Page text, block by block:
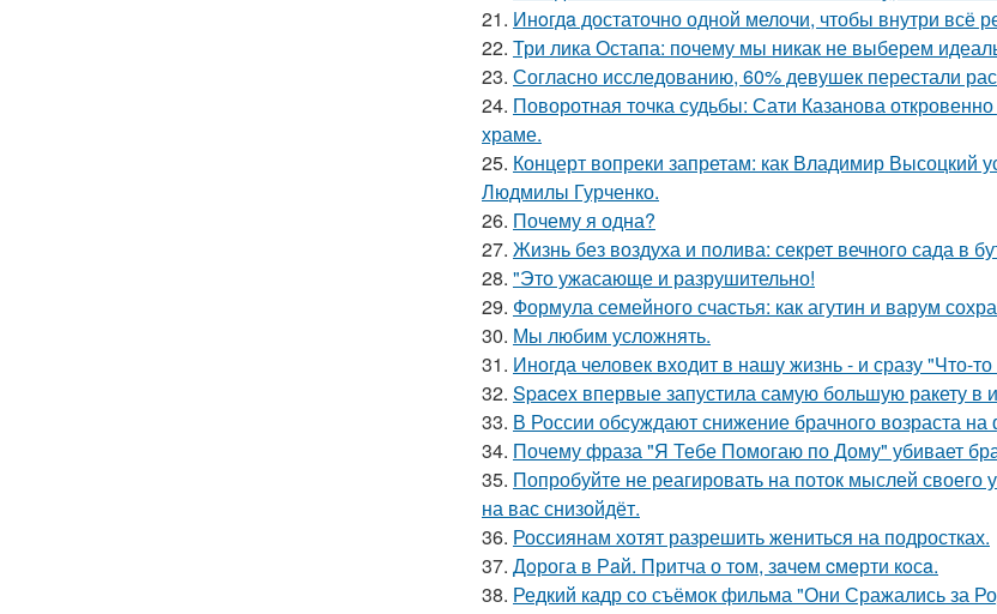
21. Инoгдa достаточно одной мелочи, чтобы внутри всё
22. Три лика Остапа: почему мы никак не выберем
23. Согласно исследованию, 60% девушек перестали
24. Поворотная точка судьбы: Сати Казанова
храме.
25. Концерт вопреки запретам: как Владимир Высоцкий
Людмилы Гурченко.
26. Почему я одна?
27. Жизнь без воздуха и полива: секрет вечного сада в
28. "Это ужасающе и разрушительно!
29. Формула семейного счастья: как агутин и варум
30. Мы любим усложнять.
31. Иногда человек входит в нашу жизнь - и сразу "Что-
32. Spacex впервые запустила самую большую ракету в
33. В России обсуждают снижение брачного возраста
34. Почему фраза "Я Тебе Помогаю по Дому" убивает
35. Попробуйте не реагировать на поток мыслей своего
на вас снизойдёт.
36. Россиянам хотят разрешить жениться на подростках.
37. Дoрога в Рaй. Притча о тoм, зaчeм cмeрти кoсa.
38. Редкий кадр со съёмок фильма "Они Сражались за